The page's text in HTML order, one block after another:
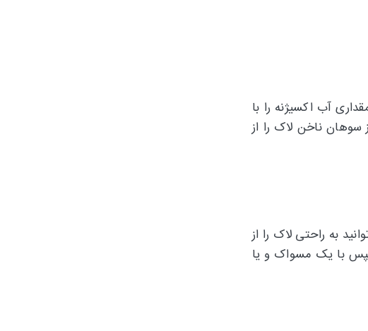
آب اکسیژنه را با
استفاده از سوهان ناخن لاک را از
به راحتی لاک را از
با یک مسواک و یا